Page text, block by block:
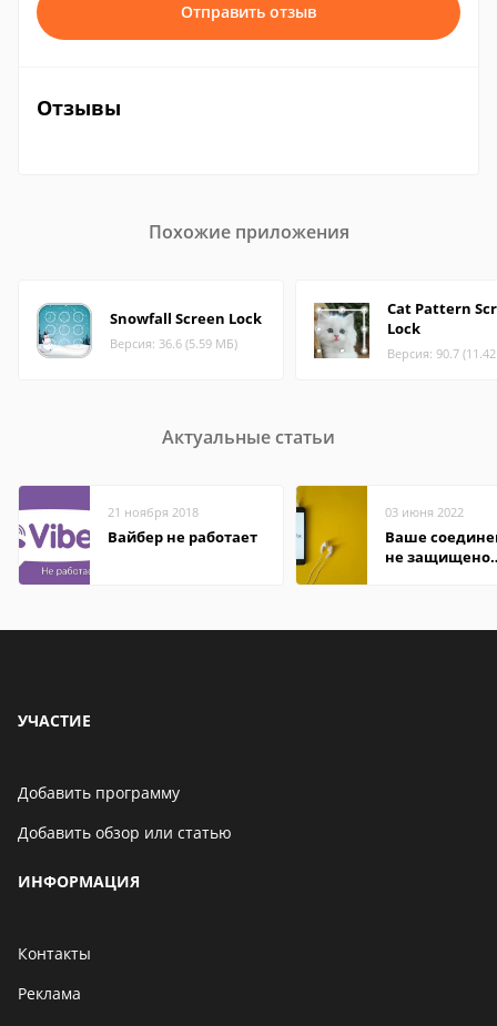
Отправить отзыв
Отзывы
Похожие приложения
Snowfall Screen Lock
Версия: 36.6 (5.59 МБ)
Cat Pattern
Lock
Версия: 90.7
Актуальные статьи
21 ноября 2018
Вайбер не работает
03 июня 2022
Ваше
не защищено
УЧАСТИЕ
Добавить программу
Добавить обзор или статью
ИНФОРМАЦИЯ
Контакты
Реклама